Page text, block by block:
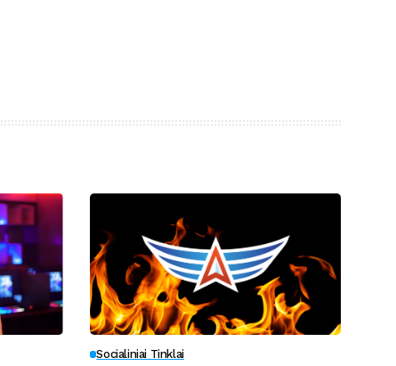
Socialiniai Tinklai